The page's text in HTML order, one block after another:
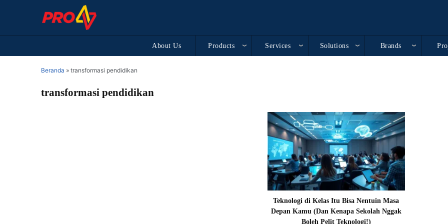
About Us Products Services Solutions Brands
Beranda » transformasi pendidikan
transformasi pendidikan
Teknologi di Kelas Itu Bisa Nentuin Masa
Depan Kamu (Dan Kenapa Sekolah Nggak
Boleh Pelit Teknologi!)